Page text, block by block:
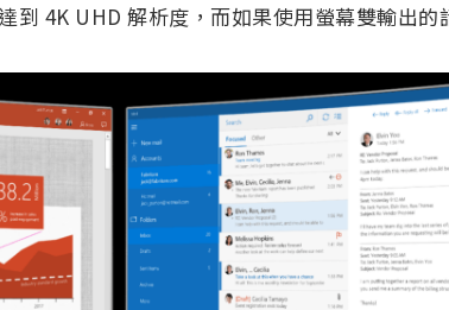
到 4K UHD 解析度，而如果使用螢幕雙輸出的